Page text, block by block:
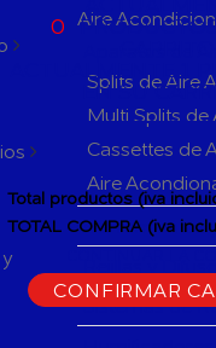
Aire
Splits de Aire
Multi Splits
Cassettes de
Aire
Herramientas
Sistemas de
0
ACTUALMENTE 1
EN SU
Total productos (iva
TOTAL COMPRA (iva
CONFIRMAR